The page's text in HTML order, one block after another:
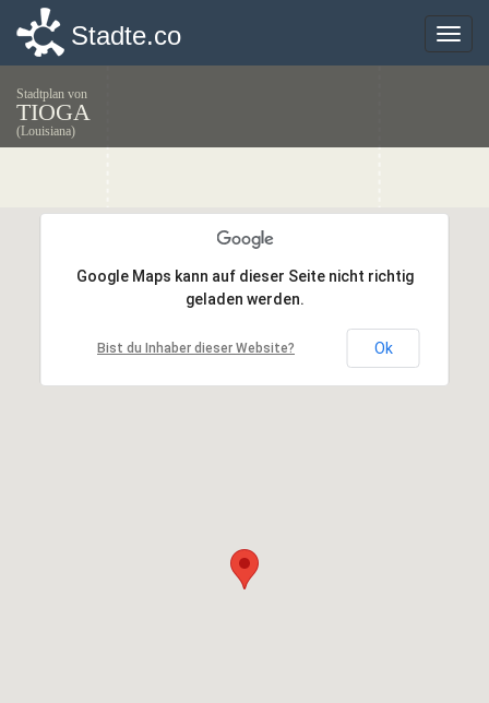
Toggle
Stadte.co
Stadtplan von
TIOGA
(Louisiana)
Google Maps kann auf dieser Seite nicht richtig
geladen werden.
Bist du Inhaber dieser Website? Ok
Google Maps kann auf dieser Seite nicht richtig
geladen werden.
Bist du Inhaber dieser Website? Ok
Toggle
Stadte.co